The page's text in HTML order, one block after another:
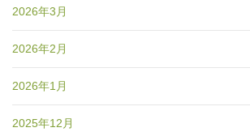
2026年3月
2026年2月
2026年1月
2025年12月